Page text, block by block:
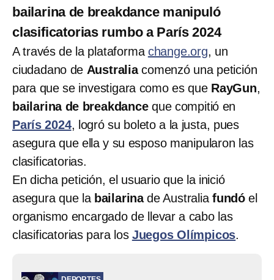
bailarina de breakdance manipuló
clasificatorias rumbo a París 2024
A través de la plataforma change.org, un
ciudadano de Australiacomenzó una petición
para que se investigara como es que RayGun,
bailarina de breakdanceque compitió en
París 2024, logró su boleto a la justa, pues
asegura que ella y su esposo manipularon las
clasificatorias.
En dicha petición, el usuario que la inició
asegura que la bailarinade Australiafundó el
organismo encargado de llevar a cabo las
clasificatorias para los Juegos Olímpicos.